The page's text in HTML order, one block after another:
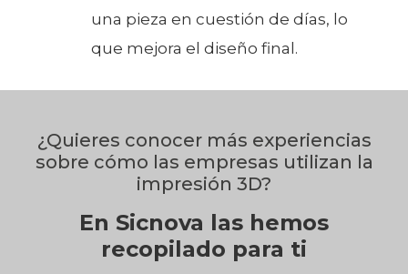
una pieza en cuestión de días, lo
que mejora el diseño final.
¿Quieres conocer más experiencias
sobre cómo las empresas utilizan la
impresión 3D?
En Sicnova las hemos
recopilado para ti